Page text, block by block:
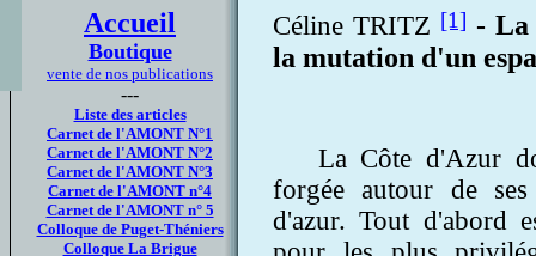
Accueil
Boutique
vente de nos publications
---
Liste des articles
Carnet de l'AMONT N°1
Carnet de l'AMONT N°2
Carnet de l'AMONT N°3
Carnet de l'AMONT n°4
Carnet de l'AMONT n° 5
Colloque de Puget-Théniers
Colloque La Brigue
Céline TRITZ [1] -La
la mutation d'un
La Côte d'Azur
forgée autour de
d'azur. Tout d'abord